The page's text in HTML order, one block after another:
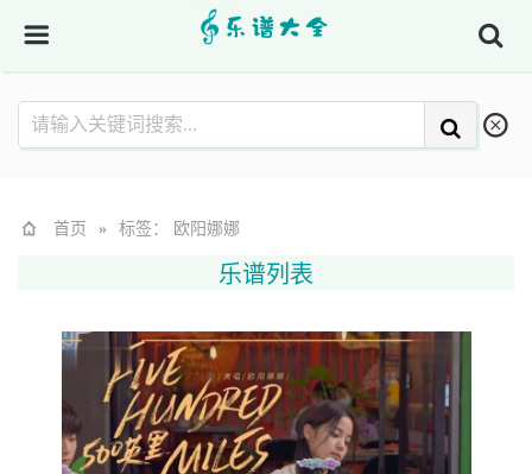
首页 » 标签： 欧阳娜娜
乐谱列表